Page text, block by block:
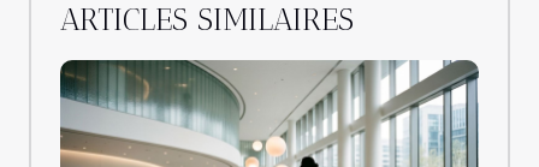
ARTICLES SIMILAIRES